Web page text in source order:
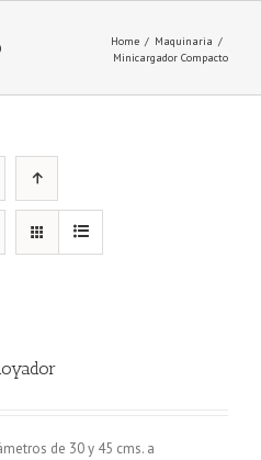
Home / Maquinaria /
Minicargador Compacto
de 30 y 45 cms. a